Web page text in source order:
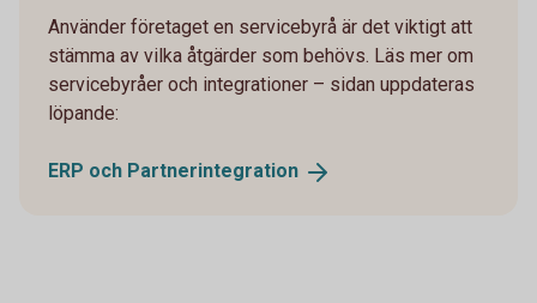
Använder företaget en servicebyrå är det viktigt att
stämma av vilka åtgärder som behövs. Läs mer om
servicebyråer och integrationer – sidan uppdateras
löpande:
ERP och Partnerintegration